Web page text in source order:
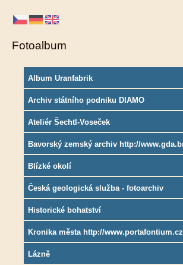
Fotoalbum
Album Uranfabrik
Archiv státního podniku DIAMO
Ateliér Šechtl-Voseček
Bavorský zemský archiv http://
Blízké okolí
Česká geologická služba - fotoarchiv
Historické bohatství
Kronika města http://www.portafontium.cz
Lázně